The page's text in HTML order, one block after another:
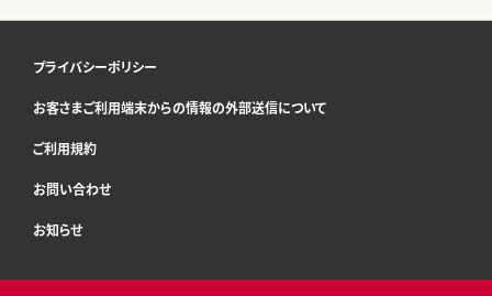
プライバシーポリシー
お客さまご利用端末からの情報の外部送信について
ご利用規約
お問い合わせ
お知らせ